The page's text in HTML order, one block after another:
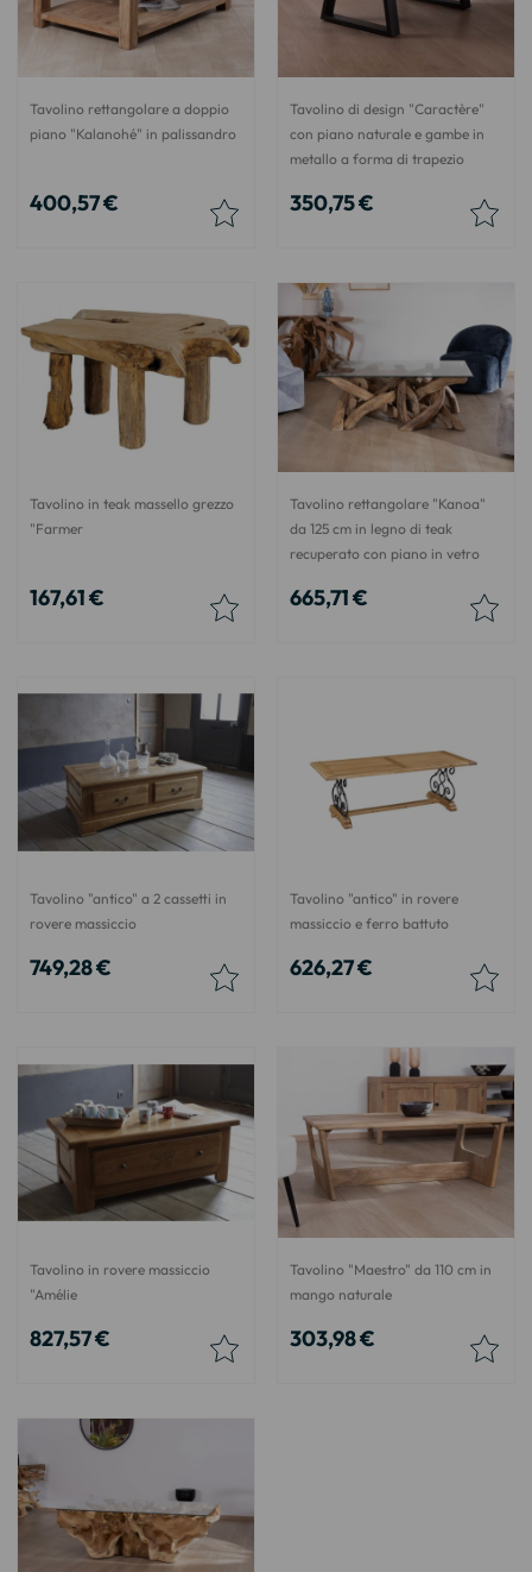
Tavolino rettangolare a doppio
piano "Kalanohé" in palissandro
400,57 €
Tavolino di design "Caractère"
con piano naturale e gambe in
metallo a forma di trapezio
350,75 €
Tavolino in teak massello grezzo
"Farmer
167,61 €
Tavolino rettangolare "Kanoa"
da 125 cm in legno di teak
recuperato con piano in vetro
665,71 €
Tavolino "antico" a 2 cassetti in
rovere massiccio
749,28 €
Tavolino "antico" in rovere
massiccio e ferro battuto
626,27 €
Tavolino in rovere massiccio
"Amélie
827,57 €
Tavolino "Maestro" da 110 cm in
mango naturale
303,98 €